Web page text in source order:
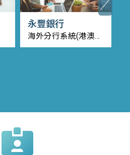
永豐銀行
海外分行系統(港澳、
越南、洛杉磯、南京